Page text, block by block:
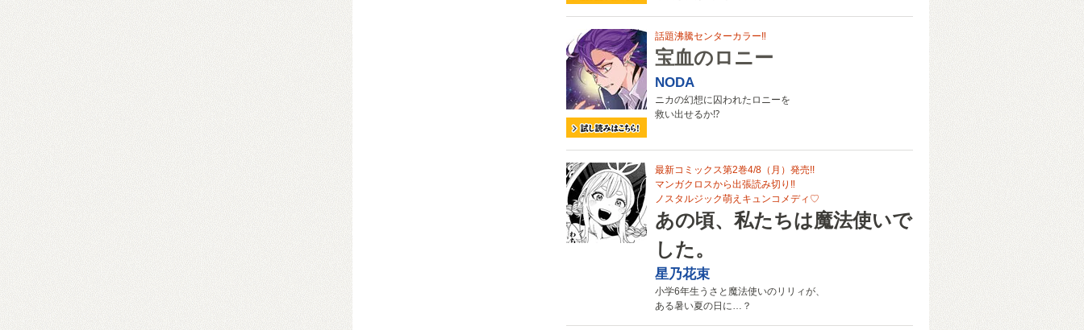
話題沸騰センターカラー‼
宝血のロニー
NODA
ニカの幻想に囚われたロニーを
救い出せるか⁉
最新コミックス第2巻4/8（月）発売!!
マンガクロスから出張読み切り‼
ノスタルジック萌えキュンコメディ♡
あの頃、私たちは魔法使いで
した。
星乃花束
小学6年生うさと魔法使いのリリィが、
ある暑い夏の日に…？